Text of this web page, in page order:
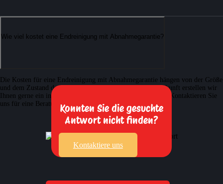
Konnten Sie die gesuchte
Antwort nicht finden?
Kontaktiere uns
Wie viel kostet eine Endreinigung mit Abnahmegarantie?
Die Kosten für eine Endreinigung mit Abnahmegarantie hängen von der Größe
und dem Zustand des Objekts ab. Für eine genaue Preisauskunft erstellen wir
Ihnen gerne ein individuelles und unverbindliches Angebot. Kontaktieren Sie
uns für eine Beratung und einen Kostenvoranschlag.